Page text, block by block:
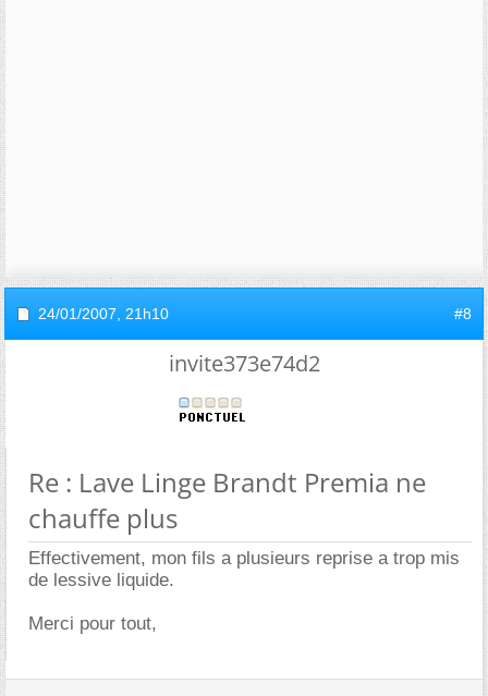
24/01/2007, 21h10 #8
invite373e74d2
Re : Lave Linge Brandt Premia ne
chauffe plus
Effectivement, mon fils a plusieurs reprise a trop mis
de lessive liquide.
Merci pour tout,